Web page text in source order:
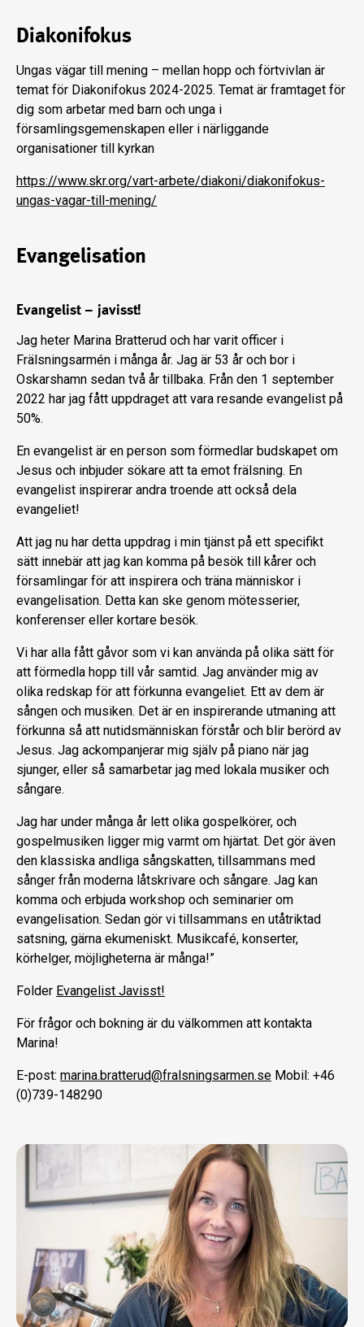
Diakonifokus
Ungas vägar till mening – mellan hopp och förtvivlan är
temat för Diakonifokus 2024-2025. Temat är framtaget för
dig som arbetar med barn och unga i
församlingsgemenskapen eller i närliggande
organisationer till kyrkan
https://www.skr.org/vart-arbete/diakoni/diakonifokus-
ungas-vagar-till-mening/
Evangelisation
Evangelist – javisst!
Jag heter Marina Bratterud och har varit officer i
Frälsningsarmén i många år. Jag är 53 år och bor i
Oskarshamn sedan två år tillbaka. Från den 1 september
2022 har jag fått uppdraget att vara resande evangelist på
50%.
En evangelist är en person som förmedlar budskapet om
Jesus och inbjuder sökare att ta emot frälsning. En
evangelist inspirerar andra troende att också dela
evangeliet!
Att jag nu har detta uppdrag i min tjänst på ett specifikt
sätt innebär att jag kan komma på besök till kårer och
församlingar för att inspirera och träna människor i
evangelisation. Detta kan ske genom mötesserier,
konferenser eller kortare besök.
Vi har alla fått gåvor som vi kan använda på olika sätt för
att förmedla hopp till vår samtid. Jag använder mig av
olika redskap för att förkunna evangeliet. Ett av dem är
sången och musiken. Det är en inspirerande utmaning att
förkunna så att nutidsmänniskan förstår och blir berörd av
Jesus. Jag ackompanjerar mig själv på piano när jag
sjunger, eller så samarbetar jag med lokala musiker och
sångare.
Jag har under många år lett olika gospelkörer, och
gospelmusiken ligger mig varmt om hjärtat. Det gör även
den klassiska andliga sångskatten, tillsammans med
sånger från moderna låtskrivare och sångare. Jag kan
komma och erbjuda workshop och seminarier om
evangelisation. Sedan gör vi tillsammans en utåtriktad
satsning, gärna ekumeniskt. Musikcafé, konserter,
körhelger, möjligheterna är många!”
Folder Evangelist Javisst!
För frågor och bokning är du välkommen att kontakta
Marina!
E-post: marina.bratterud@fralsningsarmen.se Mobil: +46
(0)739-148290